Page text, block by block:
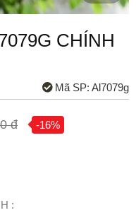
CHÍNH
Mã SP: Al7079g
đ -16%
: